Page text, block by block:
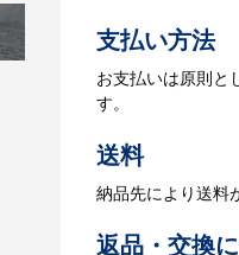
4.納品
【名入れをする場
【名入れなしの場
支払い方法
お支払いは原則と
す。
送料
納品先により送料
返品・交換